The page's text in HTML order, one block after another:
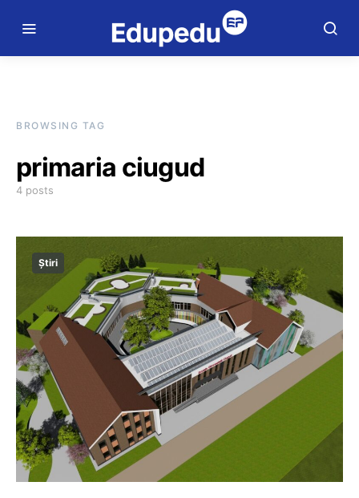
BROWSING TAG
primaria ciugud
4 posts
Știri